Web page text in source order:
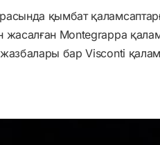
қымбат
жасалған Montegrappa
бар Visconti